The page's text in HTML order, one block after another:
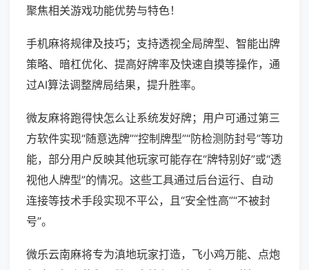
聚焦相关游戏功能优势与特色！
手机麻将规律及技巧；支持透视全局牌型、智能出牌
策略、暗杠优化、提高好牌率及快速自摸等操作，通
过AI算法调整牌局结果，提升胜率。
微友麻将跑得快怎么让系统发好牌；用户可通过第三
方软件实现“随意选牌”“控制牌型”“防检测防封号”等功
能，部分用户反映其他玩家可能存在“牌特别好”或“透
视他人牌型”的情况。这些工具通过后台运行、自动
连接等技术手段实现不平公，且“安全性高”“不被封
号”。
微乐云南麻将专为滇地玩家打造，飞小鸡万能、点炮